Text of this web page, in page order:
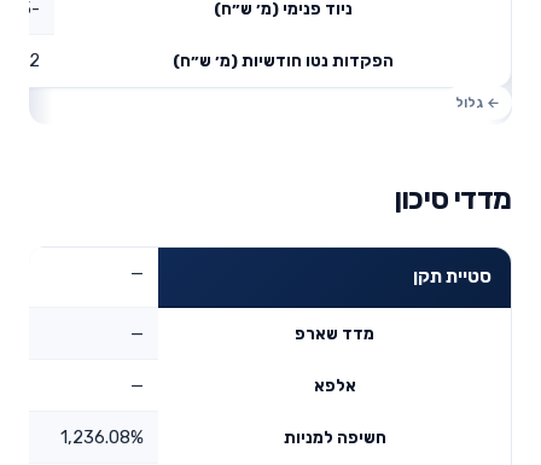
ניוד פנימי (מ׳ ש״ח) -6.95
הפקדות נטו חודשיות (מ׳ ש״ח) 3.82
מדדי סיכון
סטיית תקן —
מדד שארפ —
אלפא —
חשיפה למניות 1,236.08%